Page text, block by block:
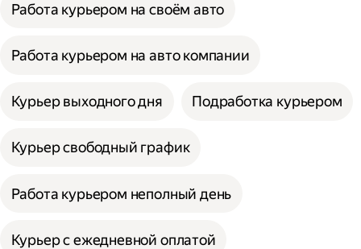
Работа курьером на своём авто
Работа курьером на авто компании
Курьер выходного дня Подработка курьером
Курьер свободный график
Работа курьером неполный день
Курьер с ежедневной оплатой